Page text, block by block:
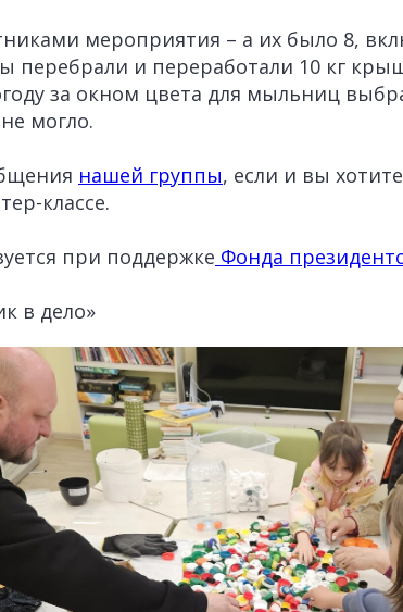
мероприятия – а их было 8,
перебрали и переработали 10 кг
за окном цвета для мыльниц
могло.
нашей группы, если и вы
классе.
при поддержке Фонда
в дело»